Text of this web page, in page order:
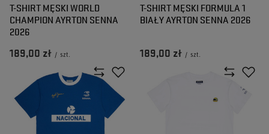
T-SHIRT MĘSKI WORLD
CHAMPION AYRTON SENNA
2026
189,00 zł / szt.
T-SHIRT MĘSKI FORMULA 1
BIAŁY AYRTON SENNA 2026
189,00 zł / szt.